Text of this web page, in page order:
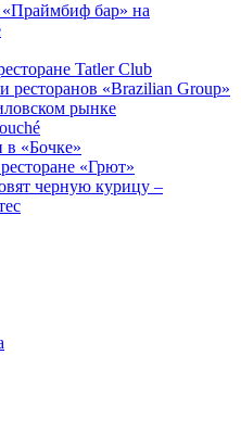
бар» на
Tatler Club
ресторанов «Brazilian Group»
рынке
в «Бочке»
«Грют»
черную курицу –